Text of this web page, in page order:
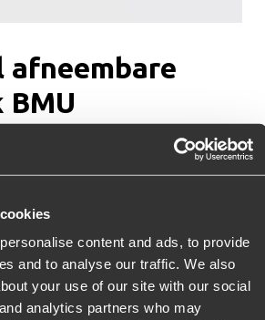
content and ads, to provide
and to analyse our traffic. We also
your use of our site with our social
analytics partners who may
afneembare
trekhaak voor uw auto die na gebruik
maken is? Dan is de verticaal
dé oplossing. U kunt de kogel
achter de bumper wegdraaien.
gegevens van uw specifieke trekhaak op